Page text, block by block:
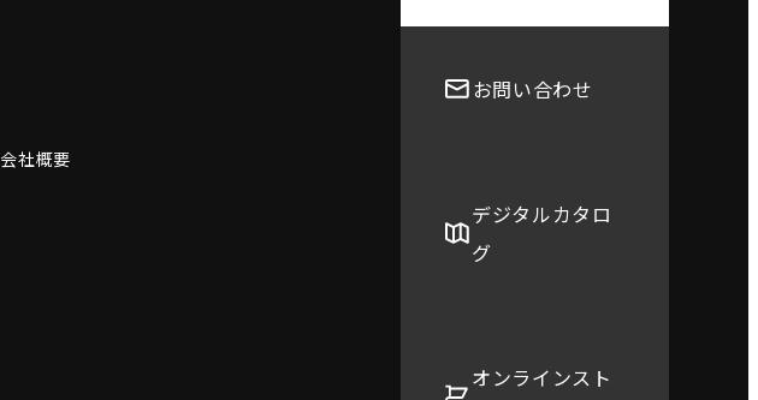
お問い合わせ
デジタルカタロ
グ
オンラインスト
会社概要